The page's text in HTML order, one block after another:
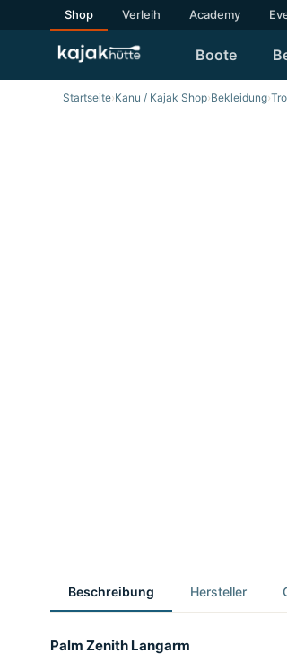
Shop Verleih Academy
Boote
Startseite›Kanu / Kajak Shop›Bekleidung›
Beschreibung Hersteller
Palm Zenith Langarm